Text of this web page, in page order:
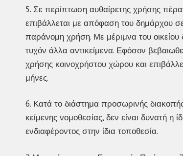
5. Σε περίπτωση αυθαίρετης χρήσης
επιβάλλεται με απόφαση του δημάρχου
παράνομη χρήση. Με μέριμνα του
τυχόν άλλα αντικείμενα. Εφόσον
χρήσης κοινοχρήστου χώρου και
μήνες.
6. Κατά το διάστημα προσωρινής
κείμενης νομοθεσίας, δεν είναι δυνατή η
ενδιαφέροντος στην ίδια τοποθεσία.